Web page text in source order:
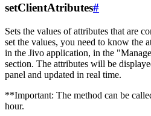
setClientAtributes#
Sets the values ​​of attributes that are
set the values, you need to know the
in the Jivo application, in the
section. The attributes will be
panel and updated in real time.
**Important: The method can be
hour.